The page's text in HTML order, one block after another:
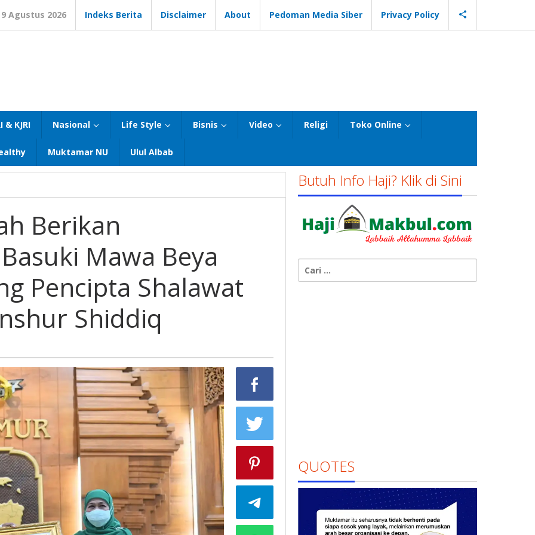
9 Agustus 2026 Indeks Berita Disclaimer About Pedoman Media Siber Privacy Policy
& KJRI Nasional Life Style Bisnis Video Religi Toko Online
Muktamar NU Ulul Albab
Berikan
Mawa Beya
Pencipta Shalawat
Shiddiq
Butuh Info Haji? Klik di Sini
untuk:
QUOTES